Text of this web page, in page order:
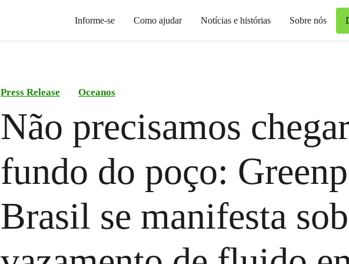
Informe-se Como ajudar Notícias e histórias Sobre nós
Press Release Oceanos
Não precisamos
fundo do poço:
Brasil se manifesta